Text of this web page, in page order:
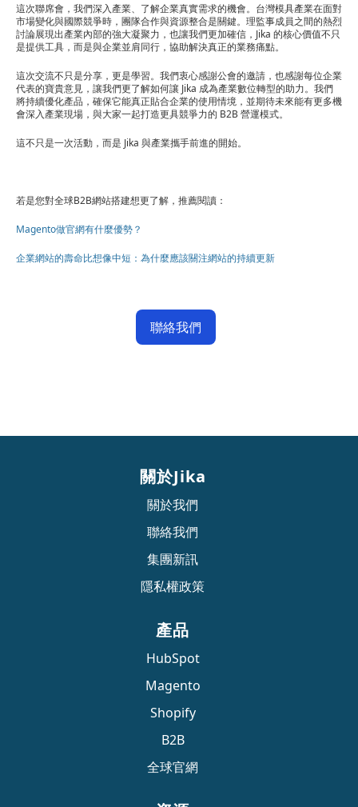
這次聯席會，我們深入產業、了解企業真實需求的機會。台灣模具產業在面對
市場變化與國際競爭時，團隊合作與資源整合是關鍵。理監事成員之間的熱烈
討論展現出產業內部的強大凝聚力，也讓我們更加確信，Jika 的核心價值不只
是提供工具，而是與企業並肩同行，協助解決真正的業務痛點。
這次交流不只是分享，更是學習。我們衷心感謝公會的邀請，也感謝每位企業
代表的寶貴意見，讓我們更了解如何讓 Jika 成為產業數位轉型的助力。我們
將持續優化產品，確保它能真正貼合企業的使用情境，並期待未來能有更多機
會深入產業現場，與大家一起打造更具競爭力的 B2B 營運模式。
這不只是一次活動，而是 Jika 與產業攜手前進的開始。
若是您對全球B2B網站搭建想更了解，推薦閱讀：
Magento做官網有什麼優勢？
企業網站的壽命比想像中短：為什麼應該關注網站的持續更新
聯絡我們
關於Jika
關於我們
聯絡我們
集團新訊
隱私權政策
產品
HubSpot
Magento
Shopify
B2B
全球官網